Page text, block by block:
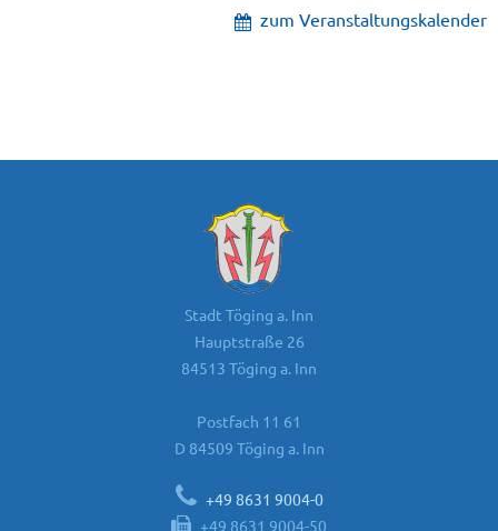
zum Veranstaltungskalender
Stadt Töging a. Inn
Hauptstraße 26
84513 Töging a. Inn
Postfach 11 61
D 84509 Töging a. Inn
+49 8631 9004-0
+49 8631 9004-50